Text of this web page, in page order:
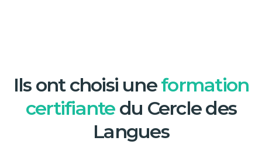
Ils ont choisi uneformation
certifiantedu Cercle des
Langues